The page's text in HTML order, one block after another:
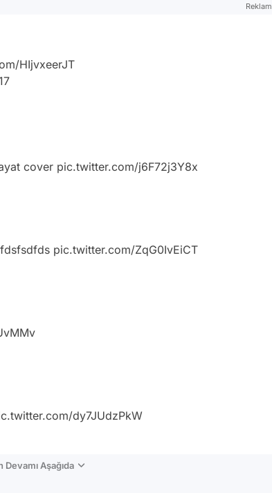
Reklam
HIjvxeerJT
cover pic.twitter.com/j6F72j3Y8x
pic.twitter.com/ZqG0IvEiCT
dy7JUdzPkW
Devamı Aşağıda